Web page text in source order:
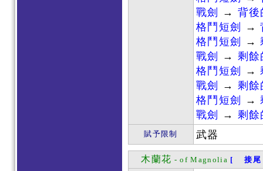
戰劍
→ 背後
格鬥短劍
→
格鬥短劍
→
戰劍
→ 剩餘
格鬥短劍
→
戰劍
→ 剩餘
格鬥短劍
→
戰劍
→ 剩餘
賦予限制 武器
木蘭花 - of Magnolia [ 接尾